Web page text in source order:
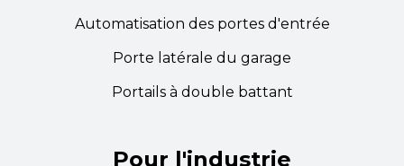
Automatisation des portes d'entrée
Porte latérale du garage
Portails à double battant
Pour l'industrie